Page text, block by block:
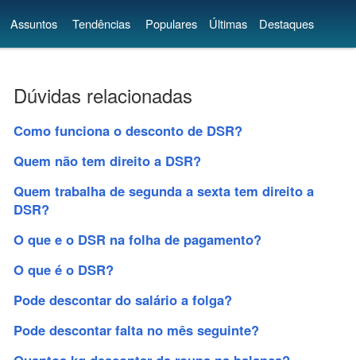
Assuntos Tendências Populares Últimas Destaques
Dúvidas relacionadas
Como funciona o desconto de DSR?
Quem não tem direito a DSR?
Quem trabalha de segunda a sexta tem direito a
DSR?
O que e o DSR na folha de pagamento?
O que é o DSR?
Pode descontar do salário a folga?
Pode descontar falta no mês seguinte?